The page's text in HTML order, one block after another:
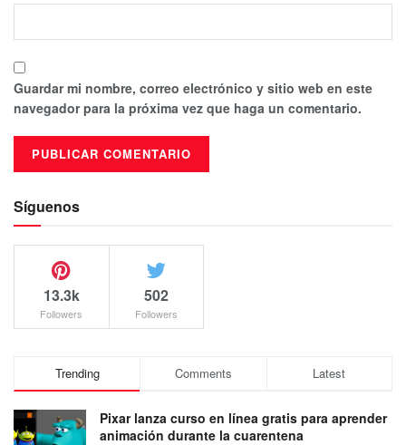
Guardar mi nombre, correo electrónico y sitio web en este
navegador para la próxima vez que haga un comentario.
Síguenos
13.3k
Followers
502
Followers
Trending Comments Latest
Pixar lanza curso en línea gratis para aprender
animación durante la cuarentena